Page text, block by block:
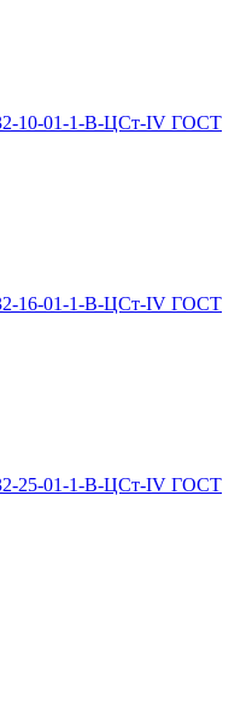
10-01-1-B-ЦСт-IV ГОСТ
16-01-1-B-ЦСт-IV ГОСТ
25-01-1-B-ЦСт-IV ГОСТ